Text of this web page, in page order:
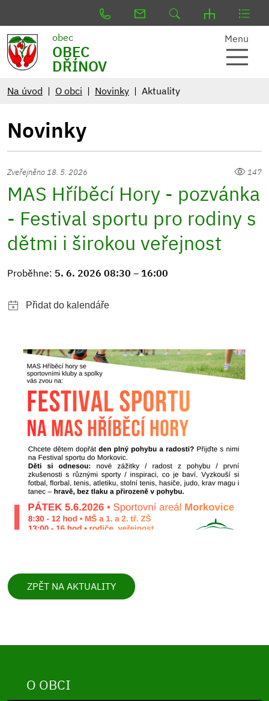
obec
OBEC
DŘÍNOV
Menu
Na úvod O obci Novinky Aktuality
Novinky
Zveřejněno 18. 5. 2026 147
MAS Hříběcí Hory - pozvánka
- Festival sportu pro rodiny s
dětmi i širokou veřejnost
Proběhne: 5. 6. 2026 08:30 – 16:00
ZPĚT NA AKTUALITY
O OBCI